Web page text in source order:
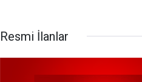
Resmi İlanlar